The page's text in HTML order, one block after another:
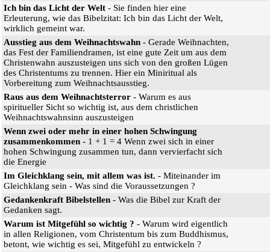
Ich bin das Licht der Welt - Sie finden hier eine
Erleuterung, wie das Bibelzitat: Ich bin das Licht der Welt,
wirklich gemeint war.
Ausstieg aus dem Weihnachtswahn - Gerade Weihnachten,
das Fest der Familiendramen, ist eine gute Zeit um aus dem
Christenwahn auszusteigen uns sich von den großen Lügen
des Christentums zu trennen. Hier ein Miniritual als
Vorbereitung zum Weihnachtsausstieg.
Raus aus dem Weihnachtsterror - Warum es aus
spiritueller Sicht so wichtig ist, aus dem christlichen
Weihnachtswahnsinn auszusteigen
Wenn zwei oder mehr in einer hohen Schwingung
zusammenkommen - 1 + 1 = 4 Wenn zwei sich in einer
hohen Schwingung zusammen tun, dann vervierfacht sich
die Energie
Im Gleichklang sein, mit allem was ist. - Miteinander im
Gleichklang sein - Was sind die Voraussetzungen ?
Gedankenkraft Bibelstellen - Was die Bibel zur Kraft der
Gedanken sagt.
Warum ist Mitgefühl so wichtig ? - Warum wird eigentlich
in allen Religionen, vom Christentum bis zum Buddhismus,
betont, wie wichtig es sei, Mitgefühl zu entwickeln ?